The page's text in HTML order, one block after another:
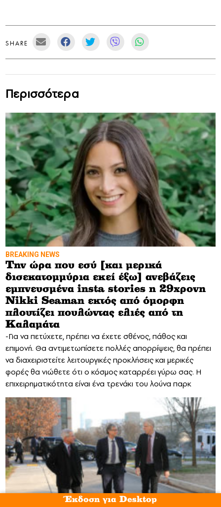
SHARE
Περισσότερα
BREAKING NEWS
Tην ώρα που εσύ [και μερικά
δισεκατομμύρια εκεί έξω] ανεβάζεις
εμπνευσμένα insta stories η 29χρονη
Nikki Seaman εκτός από όμορφη
πλουτίζει πουλώντας ελιές από τη
Καλαμάτα
-Για να πετύχετε, πρέπει να έχετε σθένος, πάθος και
επιμονή. Θα αντιμετωπίσετε πολλές απορρίψεις, θα πρέπει
να διαχειριστείτε λειτουργικές προκλήσεις και μερικές
φορές θα νιώθετε ότι ο κόσμος καταρρέει γύρω σας. Η
επιχειρηματικότητα είναι ένα τρενάκι του λούνα παρκ
Έκδοση για Desktop